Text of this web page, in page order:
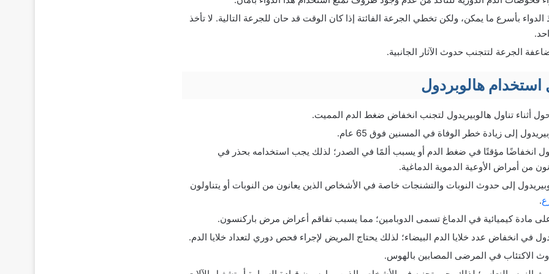
بأسرع ما يمكن، ولكن تخطي الجرعة الفائتة إذا كان الوقت قد حان للجرعة التالية. لا تأخذ
الجرعة لتتجنب حدوث الآثار الجانبية.
استخدام هالوبردول
أثناء تناول هالوبيريدول لتجنب انخفاض ضغط الدم المميت.
إلى زيادة خطر الوفاة في المسنين فوق 65 عام.
انخفاضًا مؤقتًا في ضغط الدم أو يسبب ألمًا في الصدر؛ لذلك يجب استخدامه بحذر في
من أمراض الأوعية الدموية الدماغية.
إلى حدوث النوبات والتشنجات خاصة في الأشخاص الذين يعانون من النوبات أو يتناولون
.
مادة كيميائية في الدماغ تسمى الدوبامين؛ مما يسبب تفاقم أعراض مرض باركنسون.
في انخفاض عدد خلايا الدم البيضاء؛ لذلك يحتاج المريض لإجراء فحص دوري لتعداد خلايا الدم.
الاكتئاب في المرضى المصابين بالهوس.